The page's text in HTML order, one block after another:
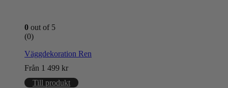
0 out of 5
(0)
Väggdekoration Ren
Från 1 499 kr
Till produkt